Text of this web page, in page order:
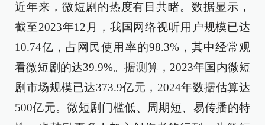
近年来，微短剧的热度有目共睹。数据显示，
截至2023年12月，我国网络视听用户规模已达
10.74亿，占网民使用率的98.3%，其中经常观
看微短剧的达39.9%。据测算，2023年国内微短
剧市场规模已达373.9亿元，2024年数据估算达
500亿元。微短剧门槛低、周期短、易传播的特